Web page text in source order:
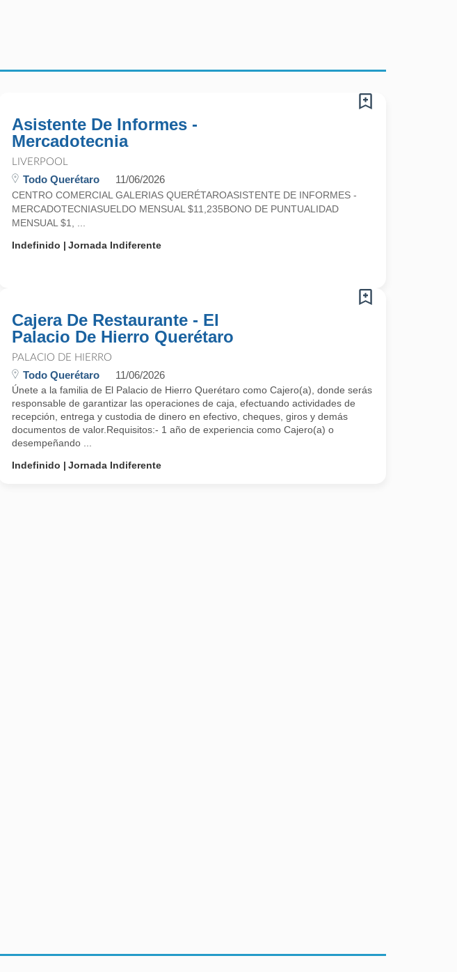
Asistente De Informes -
Mercadotecnia
LIVERPOOL
Todo Querétaro 11/06/2026
CENTRO COMERCIAL GALERIAS QUERÉTAROASISTENTE DE INFORMES -
MERCADOTECNIASUELDO MENSUAL $11,235BONO DE PUNTUALIDAD
MENSUAL $1, ...
Indefinido
Jornada Indiferente
en nuestra sede principal.
Cajera De Restaurante - El
Palacio De Hierro Querétaro
PALACIO DE HIERRO
Todo Querétaro 11/06/2026
Únete a la familia de El Palacio de Hierro Querétaro como Cajero(a), donde serás
responsable de garantizar las operaciones de caja, efectuando actividades de
recepción, entrega y custodia de dinero en efectivo, cheques, giros y demás
documentos de valor.Requisitos:- 1 año de experiencia como Cajero(a) o
desempeñando ...
Indefinido
Jornada Indiferente
enfoque en orden, responsabilidad y atención al cliente para integrarse a nuestro equipo de
y forma parte de la experiencia MacStore.-